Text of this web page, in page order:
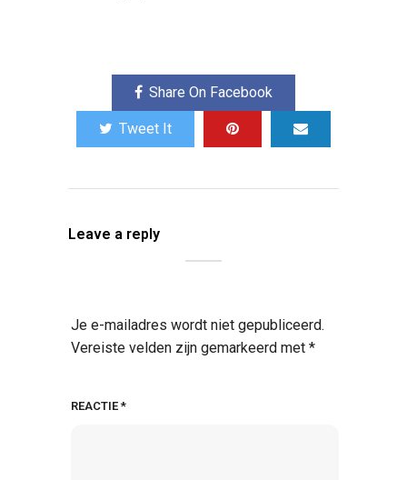
Share On Facebook
Tweet It
Leave a reply
Je e-mailadres wordt niet gepubliceerd.
Vereiste velden zijn gemarkeerd met *
REACTIE*